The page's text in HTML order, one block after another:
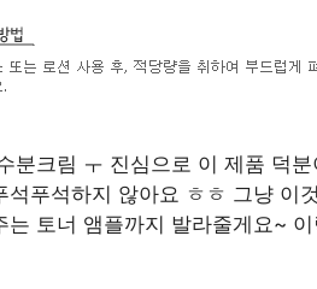
분크림 ㅜ 진심으로 이 제품 덕
푸석하지 않아요 ㅎㅎ 그냥 이
토너 앰플까지 발라줄게요~